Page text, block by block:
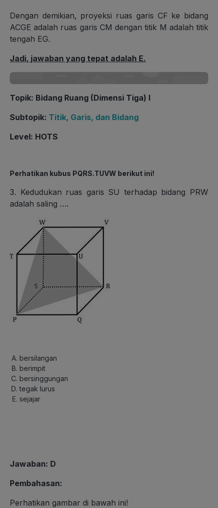
Dengan demikian, proyeksi ruas garis CF ke bidang
ACGE adalah ruas garis CM dengan titik M adalah titik
tengah EG.
Jadi, jawaban yang tepat adalah E.
Topik: Bidang Ruang (Dimensi Tiga) I
Subtopik: Titik, Garis, dan Bidang
Level: HOTS
Perhatikan kubus PQRS.TUVW berikut ini!
3. Kedudukan ruas garis SU terhadap bidang PRW
adalah saling ….
bersilangan
berimpit
bersinggungan
tegak lurus
sejajar
Jawaban: D
Pembahasan:
Perhatikan gambar di bawah ini!